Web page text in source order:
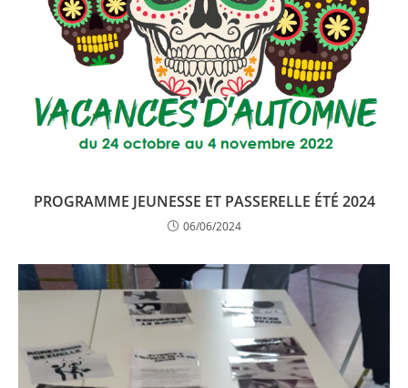
PROGRAMME JEUNESSE ET PASSERELLE ÉTÉ 2024
06/06/2024